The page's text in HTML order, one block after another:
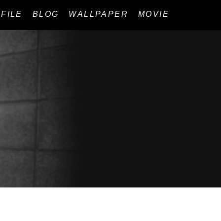
BLOG WALLPAPER MOVIE